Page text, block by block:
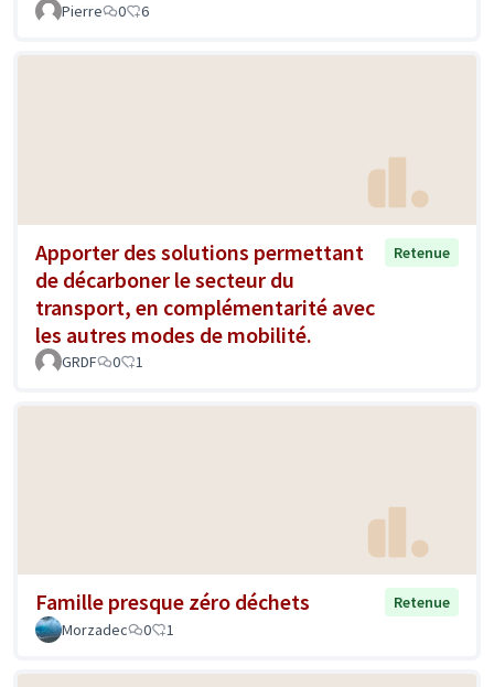
Pierre 0 6
Apporter des solutions permettant
de décarboner le secteur du
transport, en complémentarité avec
les autres modes de mobilité.
Retenue
GRDF 0 1
Famille presque zéro déchets
Retenue
Morzadec
0 1